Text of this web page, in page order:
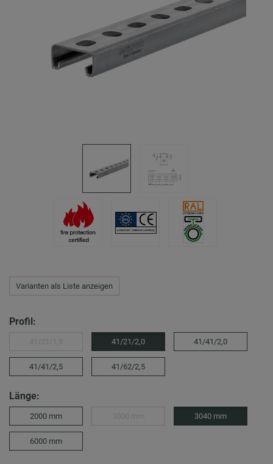
Varianten als Liste anzeigen
Profil:
41/21/2,0 41/41/2,0
41/41/2,5 41/62/2,5
Länge:
2000 mm 3040 mm
6000 mm